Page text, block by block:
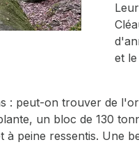
et
: peut-on trouver de
un bloc de 130
à peine ressentis.